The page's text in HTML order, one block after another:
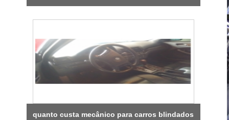
quanto custa mecânico para carros blindados